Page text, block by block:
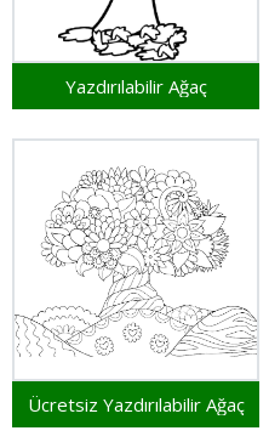
Yazdırılabilir Ağaç
Ücretsiz Yazdırılabilir Ağaç